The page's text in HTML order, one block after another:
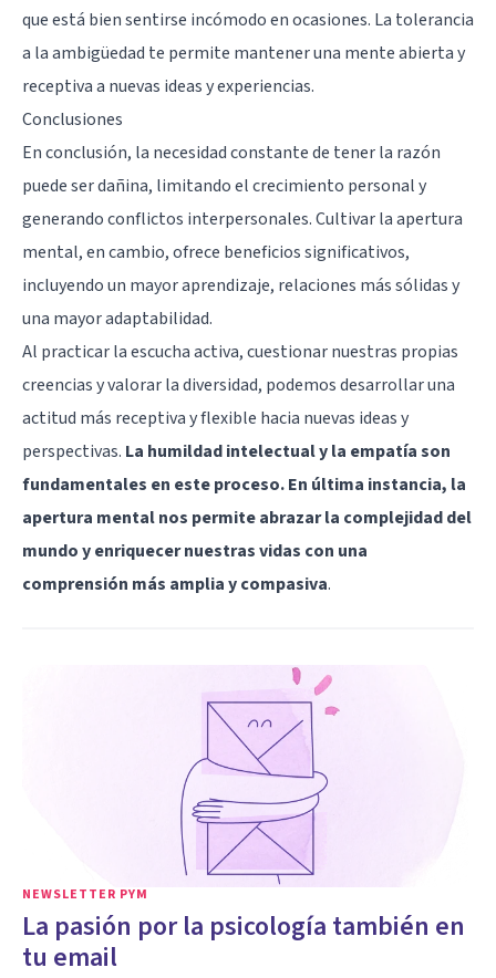
que está bien sentirse incómodo en ocasiones. La tolerancia
a la ambigüedad te permite mantener una mente abierta y
receptiva a nuevas ideas y experiencias.
Conclusiones
En conclusión, la necesidad constante de tener la razón
puede ser dañina, limitando el crecimiento personal y
generando conflictos interpersonales. Cultivar la apertura
mental, en cambio, ofrece beneficios significativos,
incluyendo un mayor aprendizaje, relaciones más sólidas y
una mayor adaptabilidad.
Al practicar la escucha activa, cuestionar nuestras propias
creencias y valorar la diversidad, podemos desarrollar una
actitud más receptiva y flexible hacia nuevas ideas y
perspectivas. La humildad intelectual y la empatía son
fundamentales en este proceso. En última instancia, la
apertura mental nos permite abrazar la complejidad del
mundo y enriquecer nuestras vidas con una
comprensión más amplia y compasiva.
NEWSLETTER PYM
La pasión por la psicología también en
tu email